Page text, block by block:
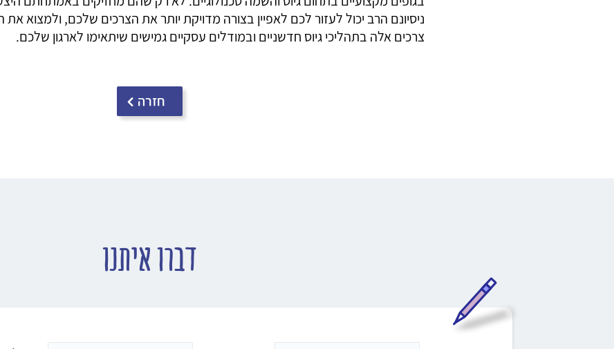
ניסיונם הרב יכול לעזור לכם לאפיין בצורה מדויקת יותר את הצרכים שלכם, ולמצוא
צרכים אלה בתהליכי גיוס חדשניים ובמודלים עסקיים גמישים שיתאימו לארגון שלכם.
חזרה
דברו איתנו